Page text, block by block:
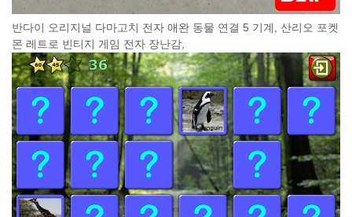
반다이 오리지널 다마고치 전자 애완 동물 연결 5 기계, 산리오 포켓
몬 레트로 빈티지 게임 전자 장난감,